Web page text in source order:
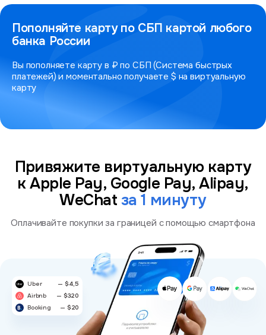
Пополняйте карту по СБП картой любого
банка России
Вы пополняете карту в ₽ по СБП (Система быстрых
платежей) и моментально получаете $ на виртуальную
карту
Привяжите виртуальную карту
к Apple Pay, Google Pay, Alipay,
WeChat за 1 минуту
Оплачивайте покупки за границей с помощью смартфона
Uber
— $4,5
Airbnb
— $320
Booking
— $20